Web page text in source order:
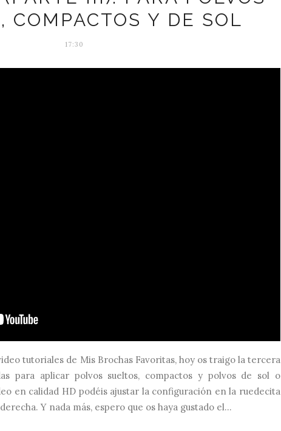
COMPACTOS Y DE SOL
17:30
tutoriales de Mis Brochas Favoritas, hoy os traigo la tercera
para aplicar polvos sueltos, compactos y polvos de sol o
en calidad HD podéis ajustar la configuración en la ruedecita
Y nada más, espero que os haya gustado el...